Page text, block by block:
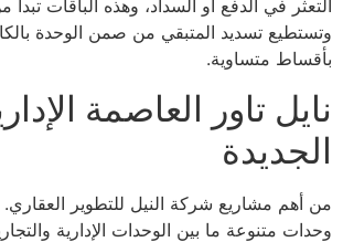
بأقساط متساوية.
نايل تاور العاصمة
الجديدة
من أهم مشاريع شركة النيل للتطوير
وحدات متنوعة ما بين الوحدات الإدارية